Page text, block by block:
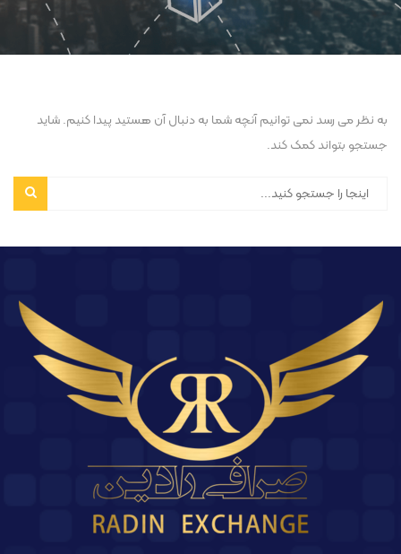
به نظر می رسد نمی توانیم آنچه شما به دنبال آن هستید پیدا کنیم. شاید
جستجو بتواند کمک کند.